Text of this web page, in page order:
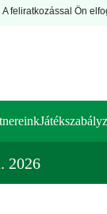
A feliratkozással Ön
2026